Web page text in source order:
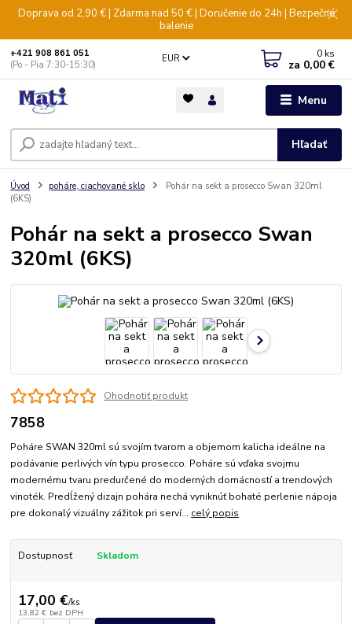
Doprava od 2,90 € | Zdarma nad 50 € | Doručenie do 24h | Bezpečné
balenie
Menu
EUR
Hľadať
+421 908 861 051
(Po - Pia 7:30-15:30)
0 ks
za 0,00 €
Úvod poháre, ciachované sklo
Pohár na sekt a prosecco Swan 320ml
(6KS)
Pohár na sekt a prosecco Swan
320ml (6KS)
Ohodnotiť produkt
7858
Poháre SWAN 320ml sú svojím tvarom a objemom kalicha ideálne na
podávanie perlivých vín typu prosecco. Poháre sú vďaka svojmu
modernému tvaru predurčené do moderných domácností a trendových
vinoték. Predĺžený dizajn pohára nechá vyniknúť bohaté perlenie nápoja
pre dokonalý vizuálny zážitok pri serví... celý popis
Dostupnosť Skladom
17,00 €/ks
13,82 € bez DPH